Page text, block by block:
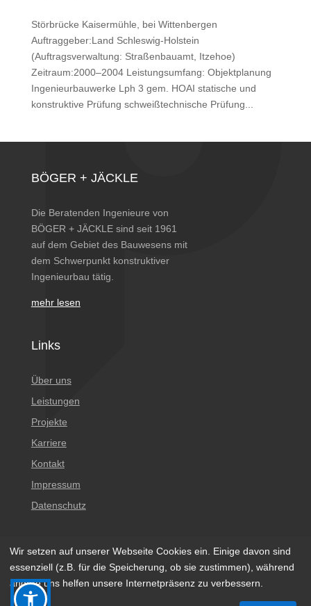
Störbrücke Kaisermühle, bei Wittenbergen
Auftraggeber:Land Schleswig-Holstein
(Auftragsverwaltung: Straßenbauamt, Itzehoe)
Zeitraum:2000–2004 Leistungsumfang: Objektplanung
Ingenieurbauwerke Lph 3 gem. HOAI statische und
konstruktive Prüfung schweißtechnische Prüfung...
BÖGER + JÄCKLE
Die Beratenden Ingenieure von
BÖGER + JÄCKLE sind seit 1961
auf dem Gebiet des Bauwesens mit
dem Schwerpunkt konstruktiver
Ingenieurbau tätig.
mehr lesen
Links
Über uns
Leistungen
Projekte
Karriere
Kontakt
Impressum
Datenschutz
© 2023 BÖGER + JÄCKLE Gesellschaft Beratender
Wir setzen auf unserer Webseite Cookies ein. Einige davon sind
essenziell (z.B. für die Speicherung, ob sie zustimmen), während
andere uns helfen unsere Internetpräsenz zu verbessern.